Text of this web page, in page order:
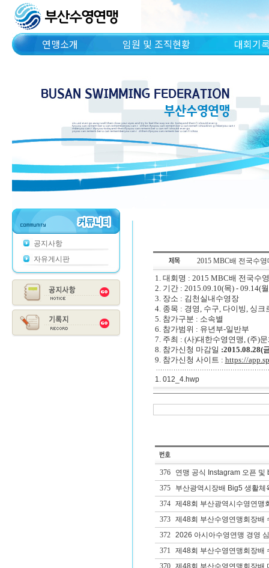
연맹소개 임원 및 조직현황 대회기
공지사항
자유게시판
2015 MBC배 전국수영
1. 대회명 : 2015 MBC배 전국수
2. 기간 : 2015.09.10(목) - 09.14(
3. 장소 : 김천실내수영장
4. 종목 : 경영, 수구, 다이빙, 싱크
5. 참가구분 : 소속별
6. 참가범위 : 유년부-일반부
7. 주최 : (사)대한수영연맹, (주)
8. 참가신청 마감일 :2015.08.28(
9. 참가신청 사이트 : https://
1. 012_4.hwp
376
연맹 공식 Instagram 오픈 및
375
부산광역시장배 Big5 생활체
374
제48회 부산광역시수영연맹
373
제48회 부산수영연맹회장배
372
2026 아시아수영연맹 경영
371
제48회 부산수영연맹회장배
370
제48회 부산수영연맹회장배